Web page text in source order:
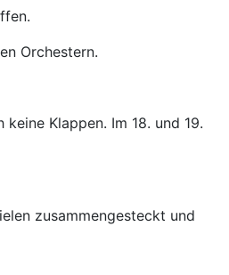
Orchestern.
Klappen. Im 18. und 19.
zusammengesteckt und